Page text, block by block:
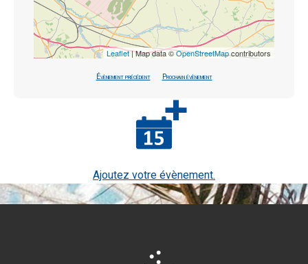
Leaflet| Map data ©OpenStreetMapcontributors
Évènement précédent Prochain évènement
Ajoutez votre évènement.